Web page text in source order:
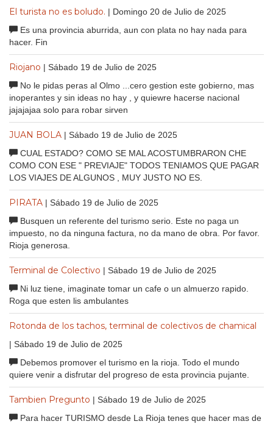
El turista no es boludo. | Domingo 20 de Julio de 2025
Es una provincia aburrida, aun con plata no hay nada para
hacer. Fin
Riojano | Sábado 19 de Julio de 2025
No le pidas peras al Olmo ...cero gestion este gobierno, mas
inoperantes y sin ideas no hay , y quiewre hacerse nacional
jajajajaa solo para robar sirven
JUAN BOLA | Sábado 19 de Julio de 2025
CUAL ESTADO? COMO SE MAL ACOSTUMBRARON CHE
COMO CON ESE " PREVIAJE" TODOS TENIAMOS QUE PAGAR
LOS VIAJES DE ALGUNOS , MUY JUSTO NO ES.
PIRATA | Sábado 19 de Julio de 2025
Busquen un referente del turismo serio. Este no paga un
impuesto, no da ninguna factura, no da mano de obra. Por favor.
Rioja generosa.
Terminal de Colectivo | Sábado 19 de Julio de 2025
Ni luz tiene, imaginate tomar un cafe o un almuerzo rapido.
Roga que esten lis ambulantes
Rotonda de los tachos, terminal de colectivos de chamical
| Sábado 19 de Julio de 2025
Debemos promover el turismo en la rioja. Todo el mundo
quiere venir a disfrutar del progreso de esta provincia pujante.
Tambien Pregunto | Sábado 19 de Julio de 2025
Para hacer TURISMO desde La Rioja tenes que hacer mas de